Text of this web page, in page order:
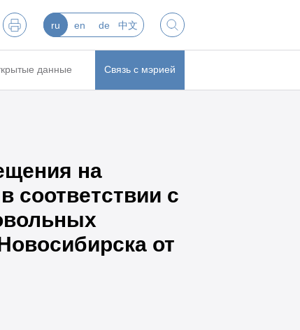
ru en de 中文
данные Связь с мэрией
на
соответствии с
от